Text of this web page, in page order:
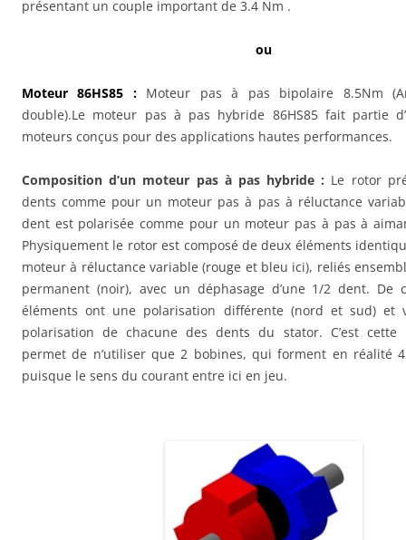
présentant un couple important de 3.4 Nm .
ou
Moteur 86HS85 : Moteur pas à pas bipolaire 8.5Nm
double).Le moteur pas à pas hybride 86HS85 fait partie
moteurs conçus pour des applications hautes performances.
Composition d’un moteur pas à pas hybride : Le rotor
dents comme pour un moteur pas à pas à réluctance
dent est polarisée comme pour un moteur pas à pas à
Physiquement le rotor est composé de deux éléments
moteur à réluctance variable (rouge et bleu ici), reliés
permanent (noir), avec un déphasage d’une 1/2 dent. De
éléments ont une polarisation différente (nord et sud) et
polarisation de chacune des dents du stator. C’est cette
permet de n’utiliser que 2 bobines, qui forment en réalité
puisque le sens du courant entre ici en jeu.